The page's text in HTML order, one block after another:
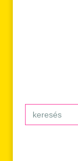
Search
for: